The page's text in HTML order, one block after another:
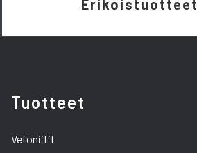
Erikoistuotteet
Tuotteet
Vetoniitit